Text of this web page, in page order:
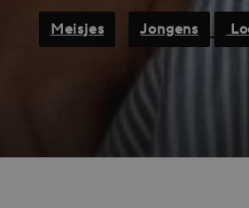
Meisjes Jongens